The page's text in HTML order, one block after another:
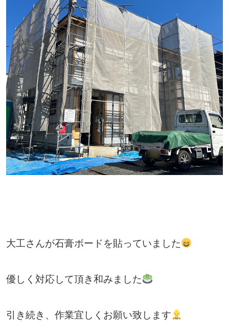
大工さんが石膏ボードを貼っていました
優しく対応して頂き和みました
引き続き、作業宜しくお願い致します